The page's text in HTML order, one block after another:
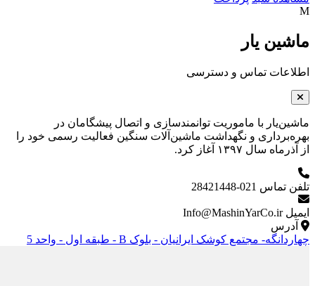
M
ماشین یار
اطلاعات تماس و دسترسی
ماشین‌یار با ماموریت توانمندسازی و اتصال پیشگامان در
بهره‌برداری و نگهداشت ماشین‌آلات سنگین فعالیت رسمی خود را
از آذرماه سال ۱۳۹۷ آغاز کرد.
تلفن تماس 021-28421448
ایمیل Info@MashinYarCo.ir
آدرس
چهاردانگه- مجتمع کوشک ایرانیان - بلوک B - طبقه اول - واحد 5